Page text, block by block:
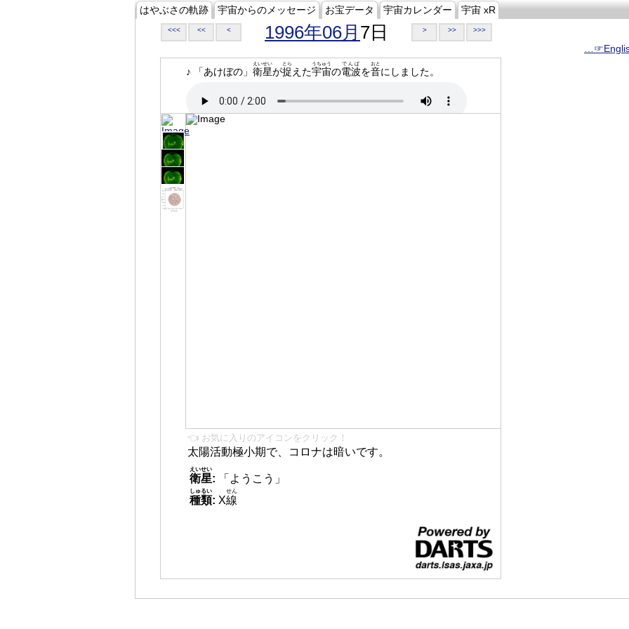
はやぶさの軌跡 宇宙からのメッセージ お宝データ 宇宙カレンダー 宇宙 xR
<<< << < 1996年06月 7日 > >> >>>
♪ 「あけぼの」 衛星
えいせい
が捉
とら
えた宇宙
うちゅう
の電波
でんぱ
を音
おと
にしました。
👈 お気に入りのアイコンをクリック！
太陽活動極小期で、コロナは暗いです。
衛星
えいせい
:
「ようこう」
種類
しゅるい
: X線
せん